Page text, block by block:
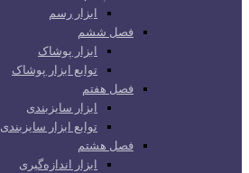
ابزار رسم
فصل ششم
ابزار پوشاک
توابع ابزار پوشاک
فصل هفتم
ابزار سایزبندی
توابع ابزار سایزبندی
فصل هشتم
ابزار اندازه‌گیری